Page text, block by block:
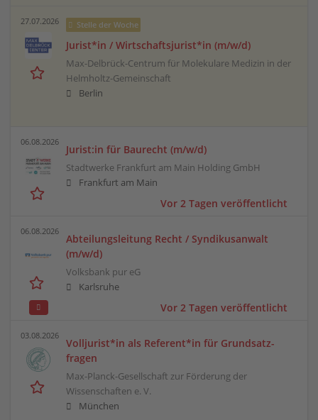
27.07.2026 Stelle der Woche
Jurist*in / Wirtschafts­jurist*in (m/w/d)
Max-Delbrück-Centrum für Molekulare Medizin in der
Helmholtz-Gemeinschaft
Berlin
06.08.2026
Jurist:in für Baurecht (m/w/d)
Stadtwerke Frankfurt am Main Holding GmbH
Frankfurt am Main
Vor 2 Tagen veröffentlicht
06.08.2026
Abteilungsleitung Recht / Syndikusanwalt
(m/w/d)
Volksbank pur eG
Karlsruhe
Vor 2 Tagen veröffentlicht
03.08.2026
Volljurist*in als Referent*in für Grundsatz­
fragen
Max-Planck-Gesellschaft zur Förderung der
Wissenschaften e. V.
München